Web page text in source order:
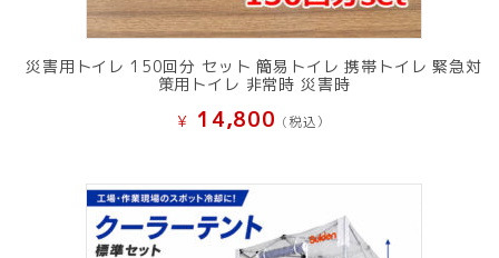
災害用トイレ 150回分 セット 簡易トイレ 携帯トイレ 緊急対
策用トイレ 非常時 災害時
¥ 14,800 (税込）